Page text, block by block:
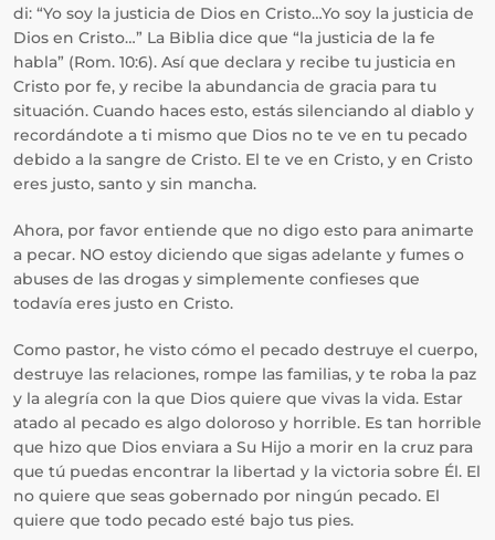
di: “Yo soy la justicia de Dios en Cristo…Yo soy la justicia de
Dios en Cristo…” La Biblia dice que “la justicia de la fe
habla” (Rom. 10:6). Así que declara y recibe tu justicia en
Cristo por fe, y recibe la abundancia de gracia para tu
situación. Cuando haces esto, estás silenciando al diablo y
recordándote a ti mismo que Dios no te ve en tu pecado
debido a la sangre de Cristo. El te ve en Cristo, y en Cristo
eres justo, santo y sin mancha.
Ahora, por favor entiende que no digo esto para animarte
a pecar. NO estoy diciendo que sigas adelante y fumes o
abuses de las drogas y simplemente confieses que
todavía eres justo en Cristo.
Como pastor, he visto cómo el pecado destruye el cuerpo,
destruye las relaciones, rompe las familias, y te roba la paz
y la alegría con la que Dios quiere que vivas la vida. Estar
atado al pecado es algo doloroso y horrible. Es tan horrible
que hizo que Dios enviara a Su Hijo a morir en la cruz para
que tú puedas encontrar la libertad y la victoria sobre Él. El
no quiere que seas gobernado por ningún pecado. El
quiere que todo pecado esté bajo tus pies.